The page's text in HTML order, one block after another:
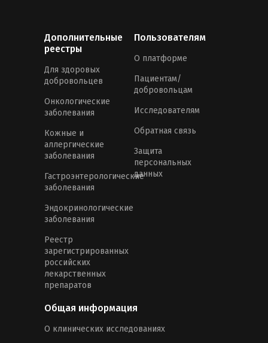
Дополнительные
реестры
Для здоровых
добровольцев
Онкологические
заболевания
Кожные и
аллергические
заболевания
Гастроэнтерологические
заболевания
Эндокринологические
заболевания
Реестр
зарегистрированных
российских
лекарственных
препаратов
Пользователям
О платформе
Пациентам/
добровольцам
Исследователям
Обратная связь
Защита
персональных
данных
Общая информация
О клинических исследованиях